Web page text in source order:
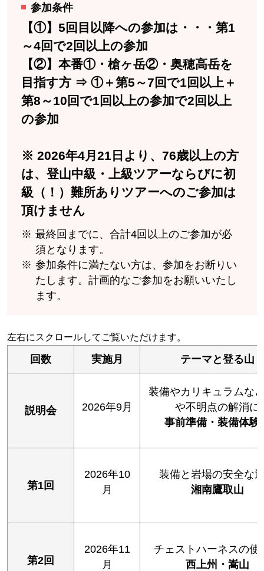
参加条件
【①】5回目以降への参加は・・・第1
～4回で2回以上の参加
【②】本番①・槍ヶ岳②・奥穂高岳を
目指す方 ⇒ ①＋第5～7回で1回以上＋
第8～10回で1回以上の参加で2回以上
の参加
※ 2026年4月21日より、76歳以上の方
は、登山中級・上級ツアーならびに初
級（！）難所ありツアーへのご参加は
頂けません
最終回までに、合計4回以上のご参加が必
須となります。
参加条件に満たない方は、参加をお断りい
たします。計画的なご参加をお願いいたし
ます。
回数 実施月 テーマと登る山
説明会 2026年9月
装備やカリキュラムな
や不明点の解消に
事前準備・装備体験
第1回
2026年10
月
装備と岩場の安全な
湘南鷹取山
第2回
2026年11
月
チェストハーネスの使
西上州・嵩山